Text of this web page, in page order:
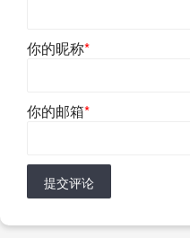
你的昵称*
你的邮箱*
提交评论